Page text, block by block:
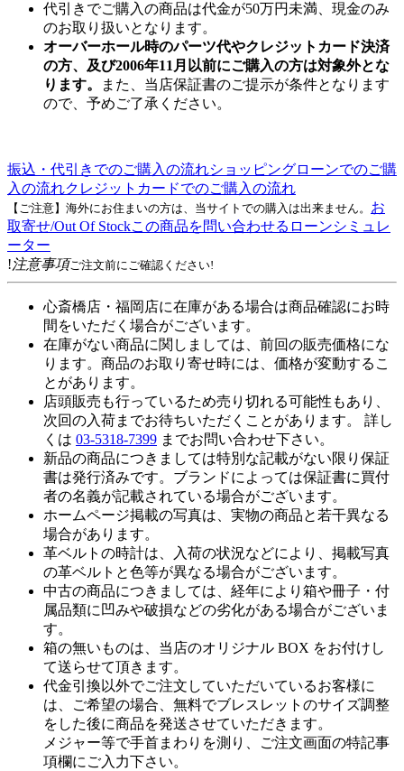
代引きでご購入の商品は代金が50万円未満、現金のみ
のお取り扱いとなります。
オーバーホール時のパーツ代やクレジットカード決済
の方、及び2006年11月以前にご購入の方は対象外とな
ります。
また、当店保証書のご提示が条件となります
ので、予めご了承ください。
振込・代引きでのご購入の流れショッピングローンでのご購
入の流れクレジットカードでのご購入の流れ
【ご注意】海外にお住まいの方は、当サイトでの購入は出来ません。 お
取寄せ/Out Of Stockこの商品を問い合わせる ローンシミュレ
ーター
!注意事項ご注文前にご確認ください!
心斎橋店・福岡店に在庫がある場合は商品確認にお時
間をいただく場合がございます。
在庫がない商品に関しましては、前回の販売価格にな
ります。商品のお取り寄せ時には、価格が変動するこ
とがあります。
店頭販売も行っているため売り切れる可能性もあり、
次回の入荷までお待ちいただくことがあります。 詳し
くは 03-5318-7399 までお問い合わせ下さい。
新品の商品につきましては特別な記載がない限り保証
書は発行済みです。ブランドによっては保証書に買付
者の名義が記載されている場合がございます。
ホームページ掲載の写真は、実物の商品と若干異なる
場合があります。
革ベルトの時計は、入荷の状況などにより、掲載写真
の革ベルトと色等が異なる場合がございます。
中古の商品につきましては、経年により箱や冊子・付
属品類に凹みや破損などの劣化がある場合がございま
す。
箱の無いものは、当店のオリジナル BOX をお付けし
て送らせて頂きます。
代金引換以外でご注文していただいているお客様に
は、ご希望の場合、無料でブレスレットのサイズ調整
をした後に商品を発送させていただきます。
メジャー等で手首まわりを測り、ご注文画面の特記事
項欄にご入力下さい。